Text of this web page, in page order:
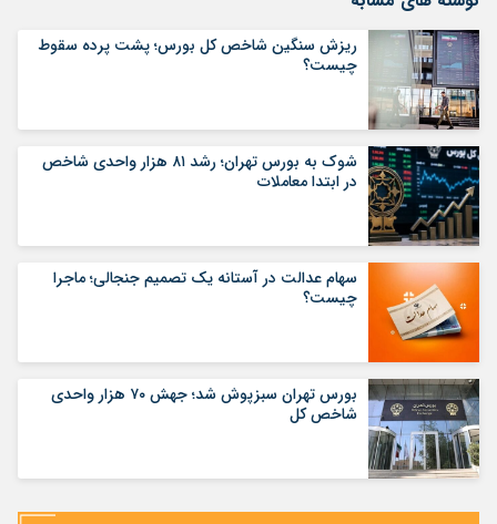
ریزش سنگین شاخص کل بورس؛ پشت پرده سقوط
چیست؟
شوک به بورس تهران؛ رشد ۸۱ هزار واحدی شاخص
در ابتدا معاملات
سهام عدالت در آستانه یک تصمیم جنجالی؛ ماجرا
چیست؟
بورس تهران سبزپوش شد؛ جهش ۷۰ هزار واحدی
شاخص کل